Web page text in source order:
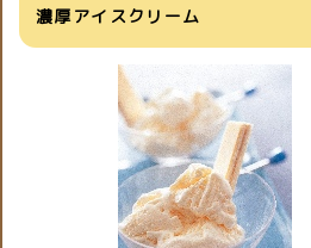
濃厚アイスクリーム